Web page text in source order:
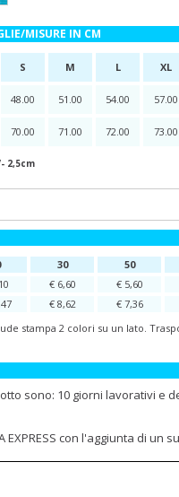
MISURE IN CM
S M L XL
48.00 51.00 54.00 57.00
70.00 71.00 72.00 73.00
2,5cm
30 50
€ 6,60 € 5,60
€ 8,62 € 7,36
stampa 2 colori su un lato.
sono: 10 giorni lavorativi e
con l'aggiunta di un